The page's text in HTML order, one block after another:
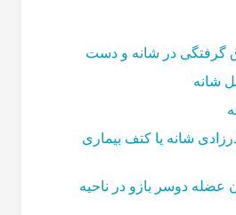
گرفتگی در شانه و دست
شانه
شانه یا کتف بیماری
عضله دوسر بازو در ناحیه